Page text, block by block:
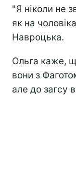
"Я ніколи не
як на
Навроцька.
Ольга каже,
вони з
але до загсу